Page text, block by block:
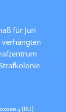
für Juri
verhängten
(RU)